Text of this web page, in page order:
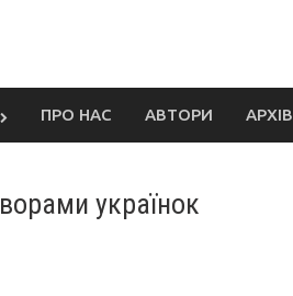
ПРО НАС АВТОРИ АРХІВ
українок